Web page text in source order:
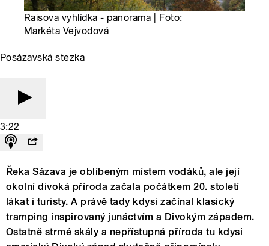
Raisova vyhlídka - panorama | Foto:
Markéta Vejvodová
Posázavská stezka
3:22
Řeka Sázava je oblíbeným místem vodáků, ale její
okolní divoká příroda začala počátkem 20. století
lákat i turisty. A právě tady kdysi začínal klasický
tramping inspirovaný junáctvím a Divokým západem.
Ostatně strmé skály a nepřístupná příroda tu kdysi